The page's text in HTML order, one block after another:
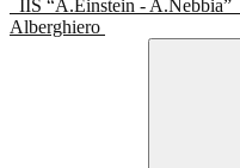
IIS “A.Einstein - A.Nebbia”
Alberghiero